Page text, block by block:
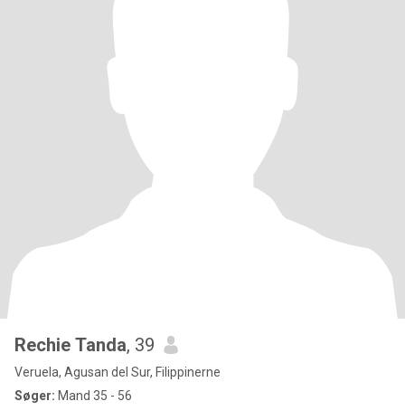
Rechie Tanda, 39
Veruela, Agusan del Sur, Filippinerne
Søger: Mand 35 - 56